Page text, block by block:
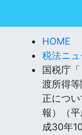
HOME
税法ニュ
国税庁
渡所得
正につ
報）（
成30年